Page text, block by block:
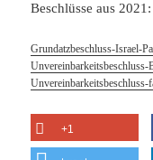
Beschlüsse aus 2021:
Grundatzbeschluss-Israel-
+1